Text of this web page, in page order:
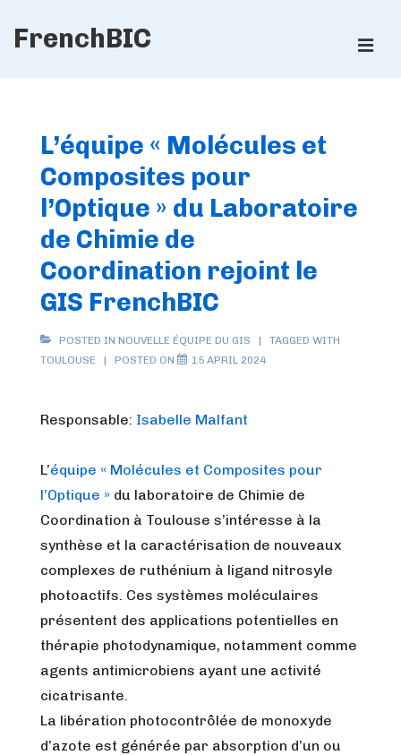
SkipFrenchBIC
L’équipe « Molécules et
Composites pour
l’Optique » du Laboratoire
de Chimie de
Coordination rejoint le
GIS FrenchBIC
POSTED IN NOUVELLE ÉQUIPE DU GIS
TAGGED WITH
TOULOUSE
POSTED ON 15 APRIL 2024
Responsable: Isabelle Malfant
L’équipe « Molécules et Composites pour
l’Optique » du laboratoire de Chimie de
Coordination à Toulouse s’intéresse à la
synthèse et la caractérisation de nouveaux
complexes de ruthénium à ligand nitrosyle
photoactifs. Ces systèmes moléculaires
présentent des applications potentielles en
thérapie photodynamique, notamment comme
agents antimicrobiens ayant une activité
cicatrisante.
La libération photocontrôlée de monoxyde
d’azote est générée par absorption d’un ou